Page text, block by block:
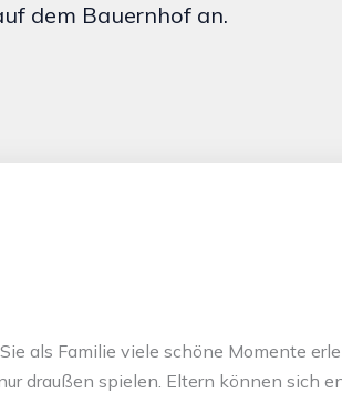
dem Bauernhof an.
als Familie viele schöne Momente
draußen spielen. Eltern können sich